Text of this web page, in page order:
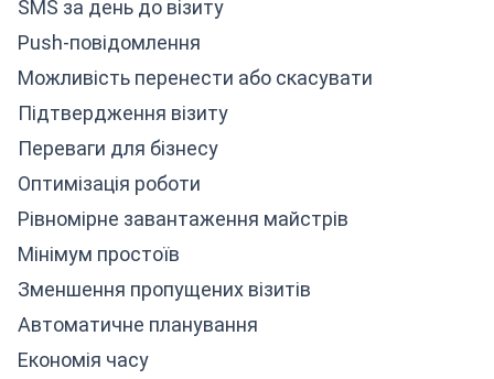
SMS за день до візиту
Push-повідомлення
Можливість перенести або скасувати
Підтвердження візиту
Переваги для бізнесу
Оптимізація роботи
Рівномірне завантаження майстрів
Мінімум простоїв
Зменшення пропущених візитів
Автоматичне планування
Економія часу